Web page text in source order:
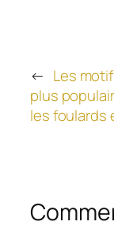
← Les
plus
les foulards